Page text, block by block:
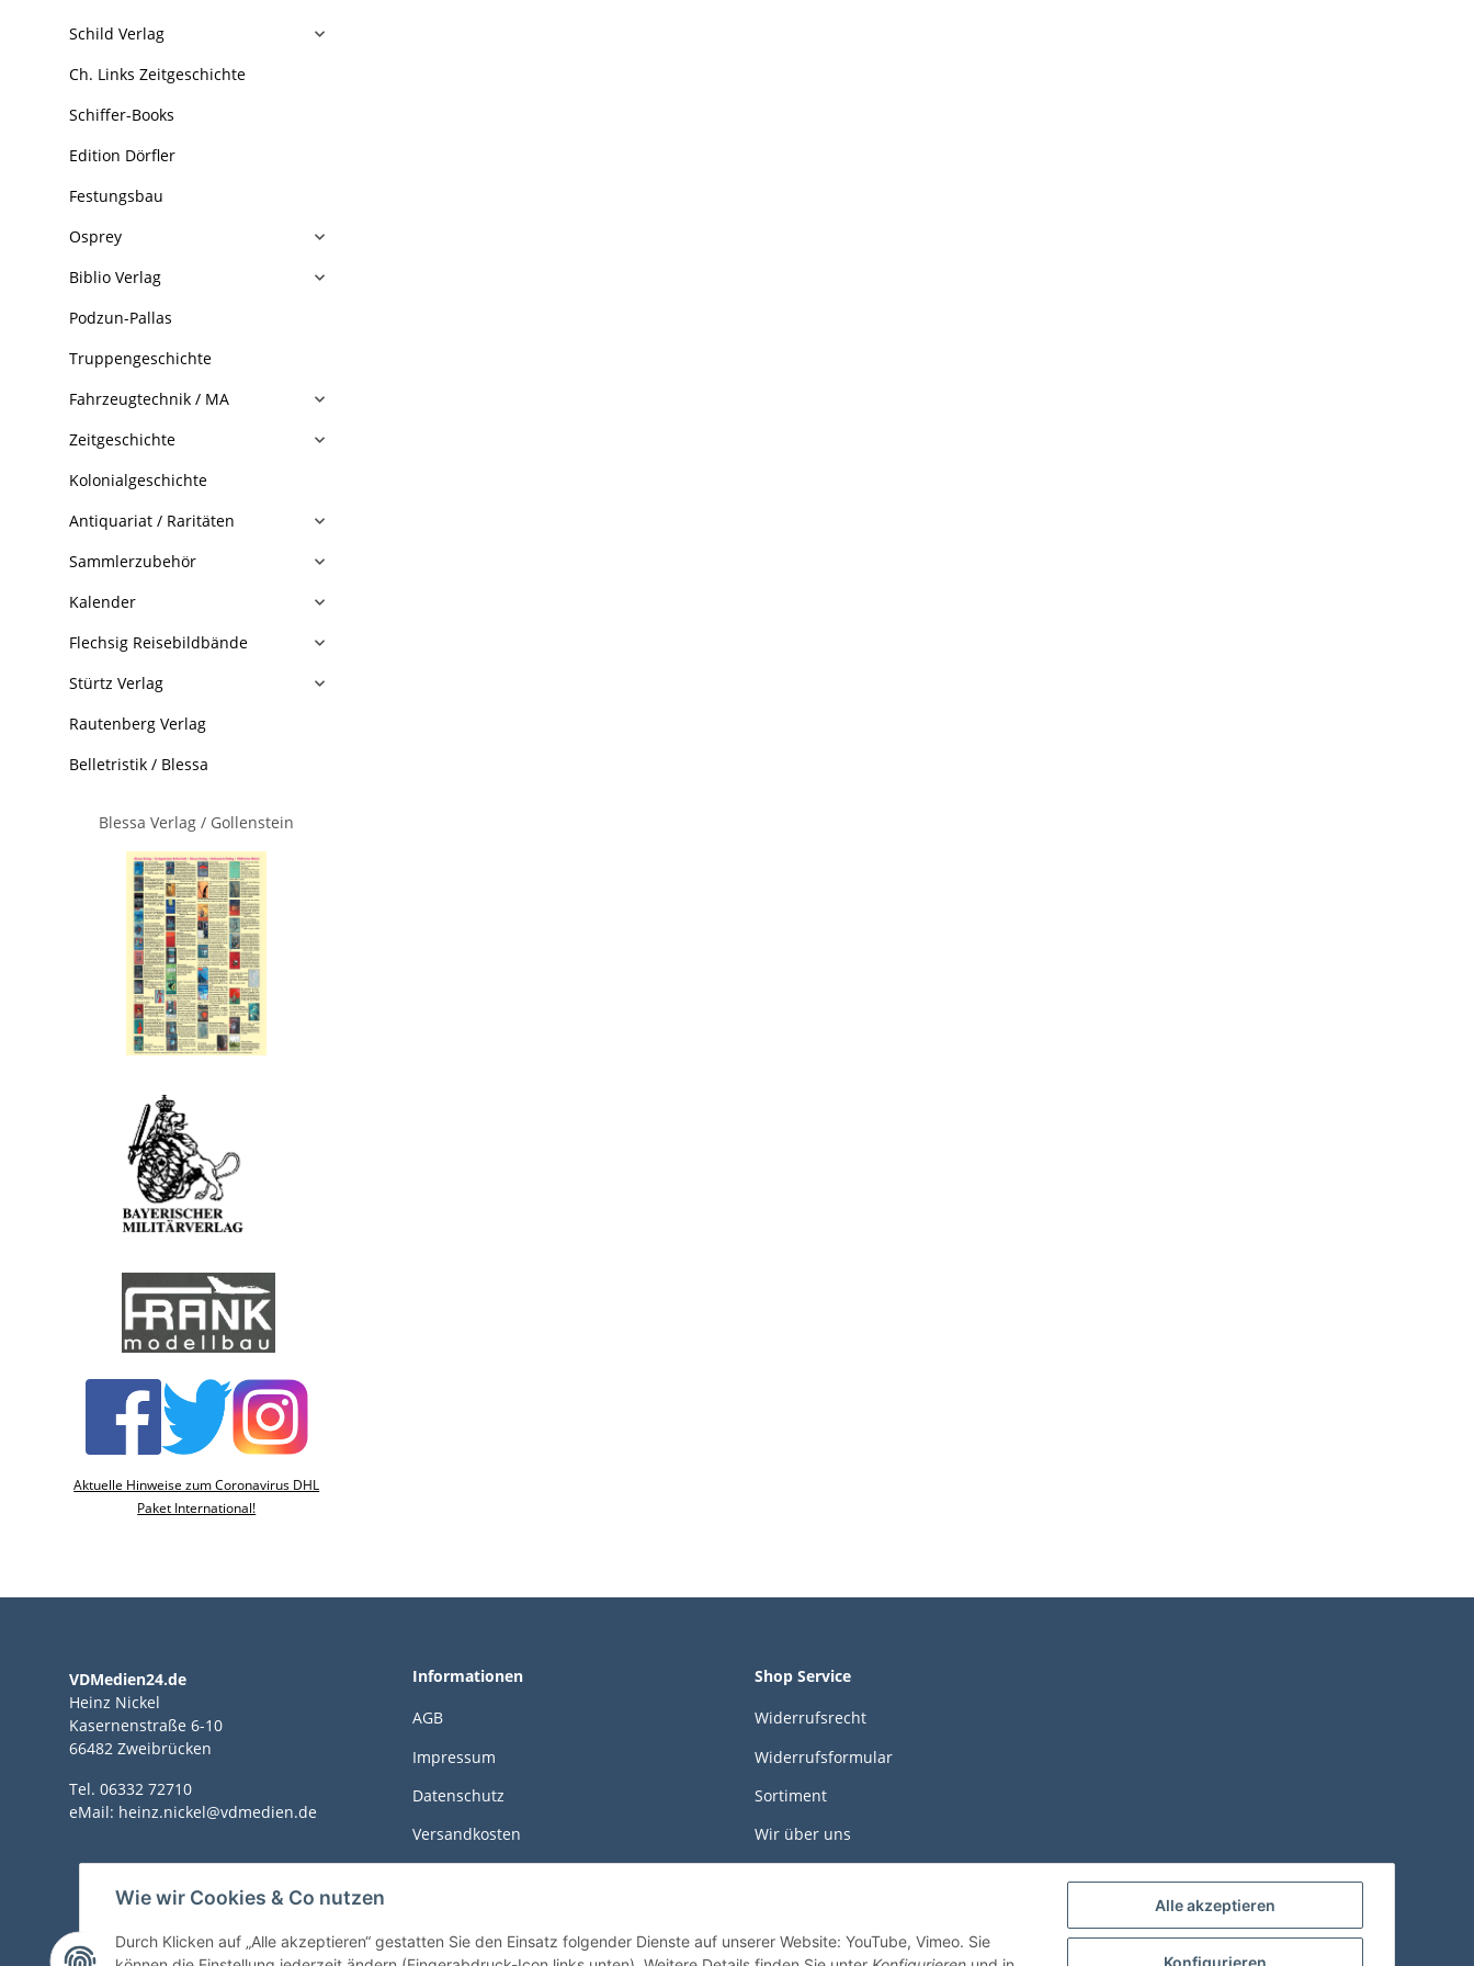
Schild Verlag
Ch. Links Zeitgeschichte
Schiffer-Books
Edition Dörfler
Festungsbau
Osprey
Biblio Verlag
Podzun-Pallas
Truppengeschichte
Fahrzeugtechnik / MA
Zeitgeschichte
Kolonialgeschichte
Antiquariat / Raritäten
Sammlerzubehör
Kalender
Flechsig Reisebildbände
Stürtz Verlag
Rautenberg Verlag
Belletristik / Blessa
Blessa Verlag / Gollenstein
Aktuelle Hinweise zum Coronavirus DHL
Paket International!
VDMedien24.de
Heinz Nickel
Kasernenstraße 6-10
66482 Zweibrücken
Tel. 06332 72710
eMail: heinz.nickel@vdmedien.de
Informationen
AGB
Impressum
Datenschutz
Versandkosten
Shop Service
Widerrufsrecht
Widerrufsformular
Sortiment
Wir über uns
Newsletter
Wie wir Cookies & Co nutzen
Durch Klicken auf „Alle akzeptieren“ gestatten Sie den Einsatz folgender Dienste auf unserer Website: YouTube, Vimeo. Sie
Alle akzeptieren
Konfigurieren